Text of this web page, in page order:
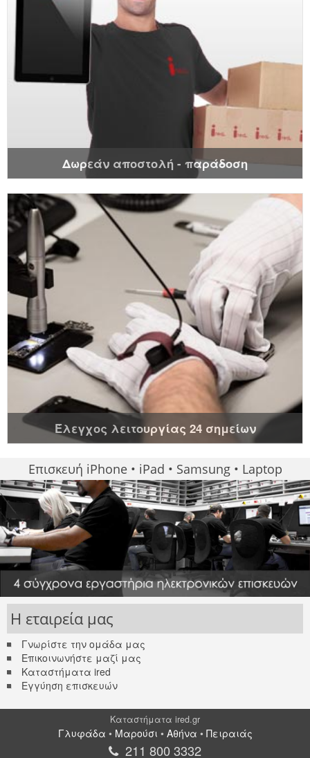
Δωρεάν αποστολή - παράδοση
Έλεγχος λειτουργίας 24 σημείων
Επισκευή iPhone • iPad • Samsung • Laptop
Η εταιρεία μας
Γνωρίστε την ομάδα μας
Επικοινωνήστε μαζί μας
Καταστήματα ired
Εγγύηση επισκευών
Καταστήματα ired.gr
Γλυφάδα • Μαρούσι • Αθήνα • Πειραιάς
211 800 3332